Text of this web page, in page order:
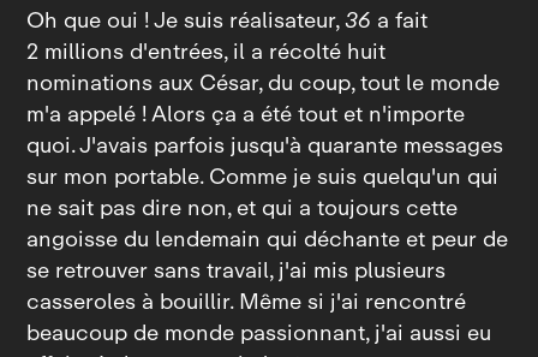
Oh que oui ! Je suis réalisateur,36 a fait
2 millions d'entrées, il a récolté huit
nominations aux César, du coup, tout le monde
m'a appelé ! Alors ça a été tout et n'importe
quoi. J'avais parfois jusqu'à quarante messages
sur mon portable. Comme je suis quelqu'un qui
ne sait pas dire non, et qui a toujours cette
angoisse du lendemain qui déchante et peur de
se retrouver sans travail, j'ai mis plusieurs
casseroles à bouillir. Même si j'ai rencontré
beaucoup de monde passionnant, j'ai aussi eu